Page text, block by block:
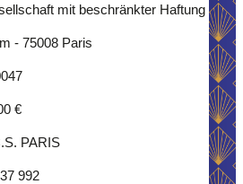
mit beschränkter Haftung
- 75008 Paris
€
PARIS
992